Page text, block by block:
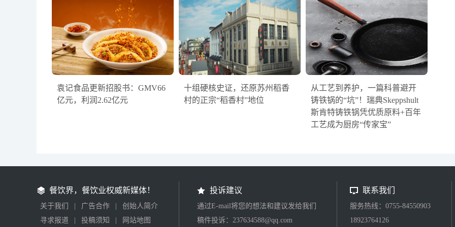
袁记食品更新招股书：GMV66
亿元，利润2.62亿元
十组硬核史证，还原苏州稻香
村的正宗“稻香村”地位
从工艺到养护，一篇科普避开
铸铁锅的“坑”！瑞典Skeppshult
斯肯特铸铁锅凭优质原料+百年
工艺成为厨房“传家宝”
餐饮界，餐饮业权威新媒体！
关于我们 广告合作
创始人简介
寻求报道
投稿须知 网站地图
投诉建议
通过E-mail将您的想法和建议发给我们
稿件投诉：237634588@qq.com
联系我们
服务热线：0755-84550903
18923764126